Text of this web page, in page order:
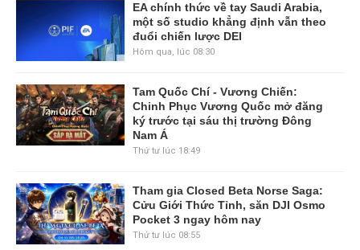
EA chính thức về tay Saudi Arabia,
một số studio khẳng định vẫn theo
đuổi chiến lược DEI
Hôm qua, lúc 08:30
Tam Quốc Chí - Vương Chiến:
Chinh Phục Vương Quốc mở đăng
ký trước tại sáu thị trường Đông
Nam Á
Thứ tư lúc 18:49
Tham gia Closed Beta Norse Saga:
Cửu Giới Thức Tỉnh, săn DJI Osmo
Pocket 3 ngay hôm nay
Thứ tư lúc 08:55